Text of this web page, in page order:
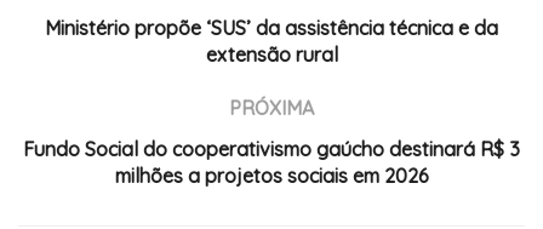
Ministério propõe ‘SUS’ da assistência técnica e da
extensão rural
PRÓXIMA
Fundo Social do cooperativismo gaúcho destinará R$ 3
milhões a projetos sociais em 2026